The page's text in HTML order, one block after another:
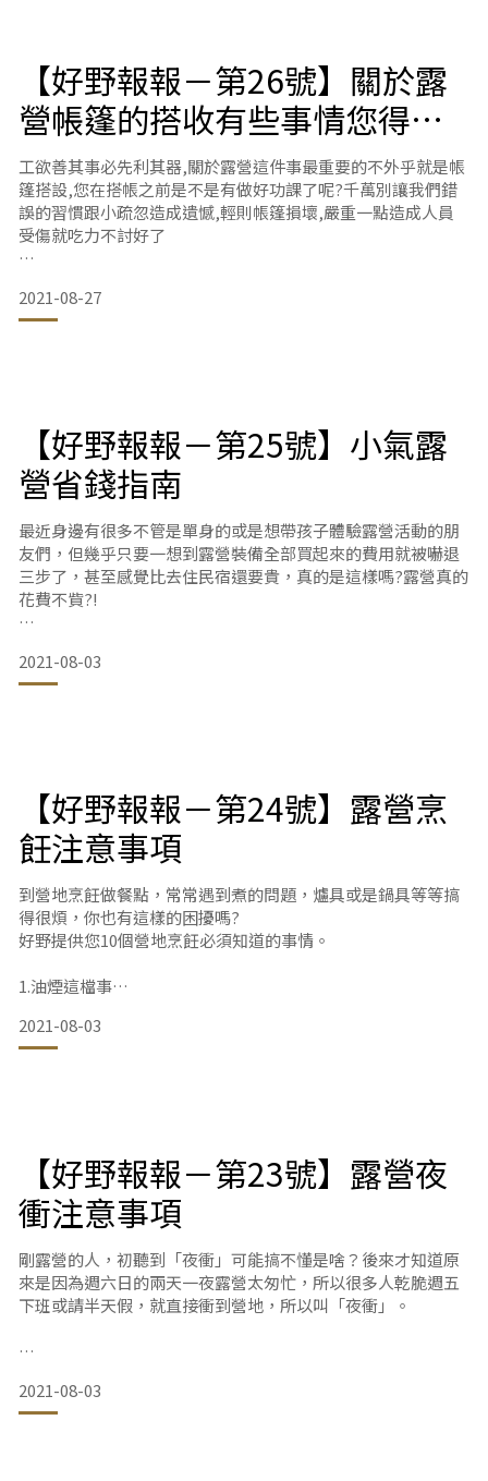
單飛一帳，想早來就早來，想邊玩邊前往營地也OK。露營當中
或
【好野報報－第26號】關於露
營帳篷的搭收有些事情您得先
知道
工欲善其事必先利其器,關於露營這件事最重要的不外乎就是帳
篷搭設,您在搭帳之前是不是有做好功課了呢?千萬別讓我們錯
誤的習慣跟小疏忽造成遺憾,輕則帳篷損壞,嚴重一點造成人員
受傷就吃力不討好了
關於帳篷的注意事項｜
搭帳必讀：
開帳請先清點配件內容、數量。
請避免讓兒童單獨使
2021-08-27
【好野報報－第25號】小氣露
營省錢指南
最近身邊有很多不管是單身的或是想帶孩子體驗露營活動的朋
友們，但幾乎只要一想到露營裝備全部買起來的費用就被嚇退
三步了，甚至感覺比去住民宿還要貴，真的是這樣嗎?露營真的
花費不貲?!
露營又可以好好的享受大自然呢?
建議如果有朋友有在露營，該營地也開放允許有訪客，可以先
去喝個下午茶，場勘跟朋友一起度過一個下午不過夜，讓自己
身歷其境，觀摩一下露營裝備，試想家裡有哪些既有的物
2021-08-03
【好野報報－第24號】露營烹
飪注意事項
到營地烹飪做餐點，常常遇到煮的問題，爐具或是鍋具等等搞
得很煩，你也有這樣的困擾嗎?
好野提供您10個營地烹飪必須知道的事情。
1.油煙這檔事
處或是空曠處做，有炸的料理離帳篷越遠越好，避免油煙沾附
或是噴濺甚至異味殘留。
液態變成泥狀，炸過的廢油也可以用此方式處理。
3.洗碗這檔事
2021-08-03
【好野報報－第23號】露營夜
衝注意事項
剛露營的人，初聽到「夜衝」可能搞不懂是啥？後來才知道原
來是因為週六日的兩天一夜露營太匆忙，所以很多人乾脆週五
下班或請半天假，就直接衝到營地，所以叫「夜衝」。
所以能「夜衝」總是令人感到莫名興奮。再加上，傍晚黃昏、
夜色低垂時進入陌生營區，夜衝變成了一種開福袋的體驗，沒
2021-08-03